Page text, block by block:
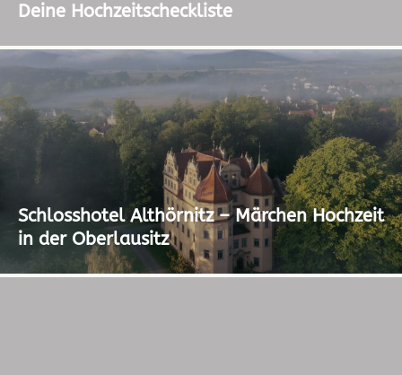
Deine Hochzeitscheckliste
Schlosshotel Althörnitz – Märchen Hochzeit
in der Oberlausitz